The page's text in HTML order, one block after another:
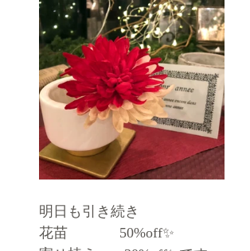
明日も引き続き
花苗             50%off✨